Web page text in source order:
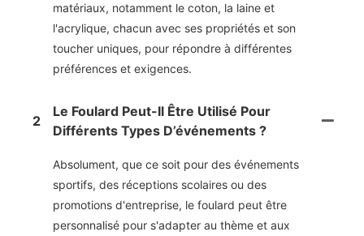
matériaux, notamment le coton, la laine et
l'acrylique, chacun avec ses propriétés et son
toucher uniques, pour répondre à différentes
préférences et exigences.
2
Le Foulard Peut-Il Être Utilisé Pour
Différents Types D’événements ?
Absolument, que ce soit pour des événements
sportifs, des réceptions scolaires ou des
promotions d'entreprise, le foulard peut être
personnalisé pour s'adapter au thème et aux